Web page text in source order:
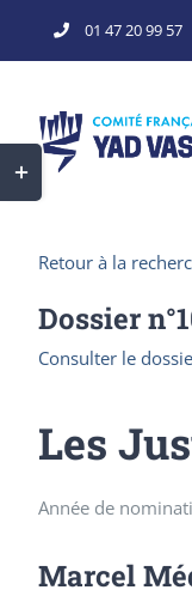
to
01 47 20 99 57
Retour à la
Dossier n°
Consulter le
Les
Année de
Marcel
Toggle
Sliding